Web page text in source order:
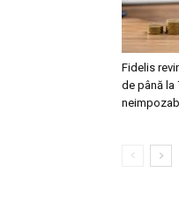
Fidelis
de până la